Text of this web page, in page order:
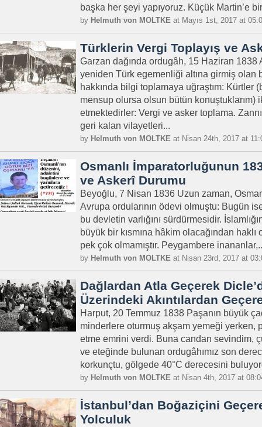
başka her şeyi yapıyoruz. Küçük Martin’e
by Helmuth von MOLTKE at Mayıs 1st, 2017 at
Türklerin Vergi Toplayış ve
Garzan dağında ordugâh, 15 Haziran 1838
yeniden Türk egemenliği altına girmiş olan
hakkında bilgi toplamaya uğraştım: Kürtler
mensup olursa olsun bütün konuştuklarım)
etmektedirler: Vergi ve asker toplama.
geri kalan vilayetleri...
by Helmuth von MOLTKE at Nisan 24th, 2017 at
Osmanlı İmparatorluğunun
ve Askerî Durumu
Beyoğlu, 7 Nisan 1836 Uzun zaman,
Avrupa ordularının ödevi olmuştu: Bugün
bu devletin varlığını sürdürmesidir.
büyük bir kısmına hâkim olacağından
pek çok olmamıştır. Peygambere
by Helmuth von MOLTKE at Nisan 23rd, 2017 at
Dağlardan Atla Geçerek
Üzerindeki Akıntılardan
Harput, 20 Temmuz 1838 Paşanın büyük
minderlere oturmuş akşam yemeği yerken,
etme emrini verdi. Buna candan sevindim,
ve eteğinde bulunan ordugâhımız son
korkunçtu, gölgede 40°C derecesini
by Helmuth von MOLTKE at Nisan 4th, 2017 at
İstanbul’dan Boğaziçini
Yolculuk